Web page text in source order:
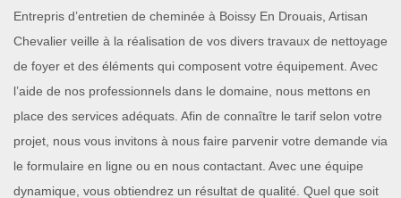
Entrepris d’entretien de cheminée à Boissy En Drouais, Artisan
Chevalier veille à la réalisation de vos divers travaux de nettoyage
de foyer et des éléments qui composent votre équipement. Avec
l’aide de nos professionnels dans le domaine, nous mettons en
place des services adéquats. Afin de connaître le tarif selon votre
projet, nous vous invitons à nous faire parvenir votre demande via
le formulaire en ligne ou en nous contactant. Avec une équipe
dynamique, vous obtiendrez un résultat de qualité. Quel que soit